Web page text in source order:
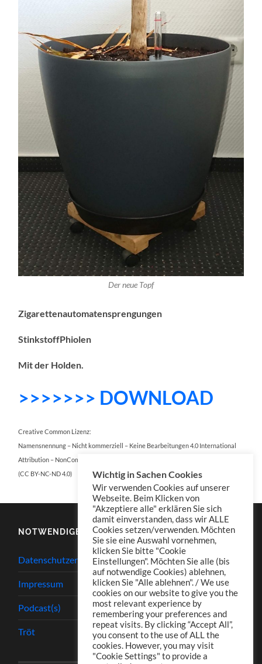
Der neue Topf
Zigarettenautomatensprengungen
StinkstoffPhiolen
Mit der Holden.
>>>>>>> DOWNLOAD
Creative Common Lizenz:
Namensnennung – Nicht kommerziell – Keine Bearbeitungen 4.0 International
Attribution – NonCommercial – NoDerivatives 4.0 International
(CC BY-NC-ND 4.0)
NOTWENDIGES
Datenschutzerklärung
Impressum
Podcast(s)
Tröt
Wichtig in Sachen Cookies
Wir verwenden Cookies auf unserer
Webseite. Beim Klicken von
"Akzeptiere alle" erklären Sie sich
damit einverstanden, dass wir ALLE
Cookies setzen/verwenden. Möchten
Sie sie eine Auswahl vornehmen,
klicken Sie bitte "Cookie
Einstellungen". Möchten Sie alle (bis
auf notwendige Cookies) ablehnen,
klicken Sie "Alle ablehnen". / We use
cookies on our website to give you the
most relevant experience by
remembering your preferences and
repeat visits. By clicking “Accept All”,
you consent to the use of ALL the
cookies. However, you may visit
"Cookie Settings" to provide a